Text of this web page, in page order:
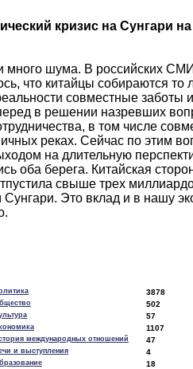
кризис на Сунгари
много шума. В российских
что китайцы собираются то
совместные заботы
в решении назревших
в том числе
реках. Сейчас по этим
на длительную
оба берега. Китайская
свыше трех
Сунгари. Это вклад и в нашу
3878
502
57
1107
международных отношений 47
и выступления 4
18